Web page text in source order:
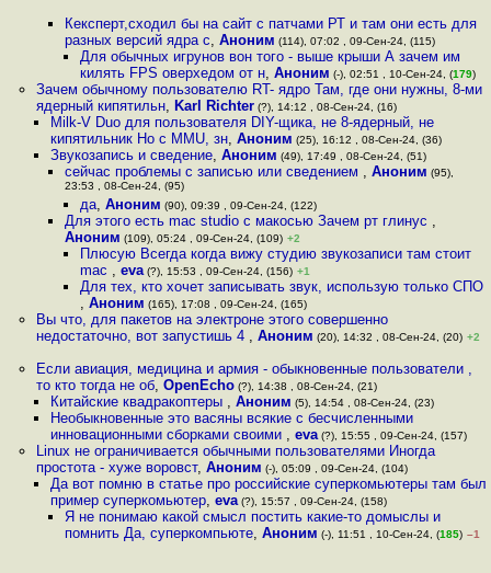
Кексперт,сходил бы на сайт с патчами РТ и там они есть для
разных версий ядра с,Аноним (114), 07:02 , 09-Сен-24, (115)
Для обычных игрунов вон того - выше крыши А зачем им
килять FPS оверхедом от н, Аноним (-), 02:51 , 10-Сен-24, (179)
Зачем обычному пользователю RT- ядро Там, где они нужны, 8-ми
ядерный кипятильн, Karl Richter(?), 14:12 , 08-Сен-24, (16)
Milk-V Duo для пользователя DIY-щика, не 8-ядерный, не
кипятильник Но с MMU, зн, Аноним (25), 16:12 , 08-Сен-24, (36)
Звукозапись и сведение, Аноним (49), 17:49 , 08-Сен-24, (51)
сейчас проблемы с записью или сведением ,Аноним (95),
23:53 , 08-Сен-24, (95)
да, Аноним (90), 09:39 , 09-Сен-24, (122)
Для этого есть mac studio с макосью Зачем рт глинус ,
Аноним (109), 05:24 , 09-Сен-24, (109) +2
Плюсую Всегда когда вижу студию звукозаписи там стоит
mac , eva(?), 15:53 , 09-Сен-24, (156) +1
Для тех, кто хочет записывать звук, использую только СПО
, Аноним (165), 17:08 , 09-Сен-24, (165)
Вы что, для пакетов на электроне этого совершенно
недостаточно, вот запустишь 4 , Аноним (20), 14:32 , 08-Сен-24, (20) +2
Если авиация, медицина и армия - обыкновенные пользователи ,
то кто тогда не об, OpenEcho(?), 14:38 , 08-Сен-24, (21)
Китайские квадракоптеры , Аноним (5), 14:54 , 08-Сен-24, (23)
Необыкновенные это васяны всякие с бесчисленными
инновационными сборками своими , eva(?), 15:55 , 09-Сен-24, (157)
Linux не ограничивается обычными пользователями Иногда
простота - хуже воровст, Аноним (-), 05:09 , 09-Сен-24, (104)
Да вот помню в статье про российские суперкомьютеры там был
пример суперкомьютер, eva(?), 15:57 , 09-Сен-24, (158)
Я не понимаю какой смысл постить какие-то домыслы и
помнить Да, суперкомпьюте,Аноним (-), 11:51 , 10-Сен-24, (185) –1